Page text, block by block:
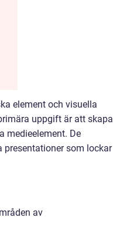
element och visuella
uppgift är att skapa
medieelement. De
presentationer som lockar
av